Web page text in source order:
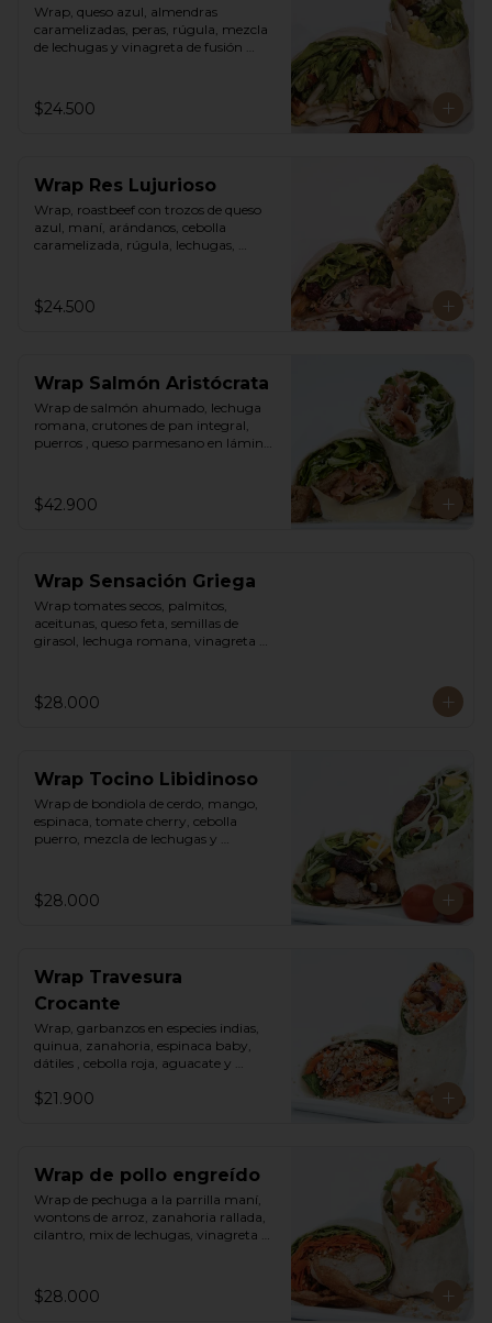
Wrap, queso azul, almendras
caramelizadas, peras, rúgula, mezcla
de lechugas y vinagreta de fusión
$24.500
Wrap Res Lujurioso
Wrap, roastbeef con trozos de queso
azul, maní, arándanos, cebolla
caramelizada, rúgula, lechugas,
$24.500
Wrap Salmón Aristócrata
Wrap de salmón ahumado, lechuga
romana, crutones de pan integral,
puerros , queso parmesano en láminas
$42.900
Wrap Sensación Griega
Wrap tomates secos, palmitos,
aceitunas, queso feta, semillas de
girasol, lechuga romana, vinagreta
$28.000
Wrap Tocino Libidinoso
Wrap de bondiola de cerdo, mango,
espinaca, tomate cherry, cebolla
puerro, mezcla de lechugas y
$28.000
Wrap Travesura
Crocante
Wrap, garbanzos en especies indias,
quinua, zanahoria, espinaca baby,
dátiles , cebolla roja, aguacate y
$21.900
Wrap de pollo engreído
Wrap de pechuga a la parrilla maní,
wontons de arroz, zanahoria rallada,
cilantro, mix de lechugas, vinagreta
$28.000